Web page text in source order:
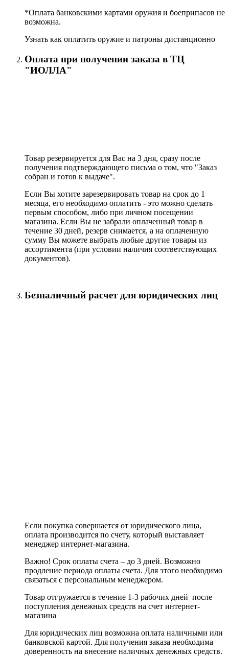
*Оплата банковскими картами оружия и боеприпасов не
возможна.
Узнать как оплатить оружие и патроны дистанционно
Оплата при получении заказа в ТЦ
"ИОЛЛА"
Товар резервируется для Вас на 3 дня, сразу после
получения подтверждающего письма о том, что "Заказ
собран и готов к выдаче".
Если Вы хотите зарезервировать товар на срок до 1
месяца, его необходимо оплатить - это можно сделать
первым способом, либо при личном посещении
магазина. Если Вы не забрали оплаченный товар в
течение 30 дней, резерв снимается, а на оплаченную
сумму Вы можете выбрать любые другие товары из
ассортимента (при условии наличия соответствующих
документов).
Безналичный расчет для юридических лиц
Если покупка совершается от юридического лица,
оплата производится по счету, который выставляет
менеджер интернет-магазина.
Важно! Срок оплаты счета – до 3 дней. Возможно
продление периода оплаты счета. Для этого необходимо
связаться с персональным менеджером.
Товар отгружается в течение 1-3 рабочих дней после
поступления денежных средств на счет интернет-
магазина
Для юридических лиц возможна оплата наличными или
банковской картой. Для получения заказа необходима
доверенность на внесение наличных денежных средств.